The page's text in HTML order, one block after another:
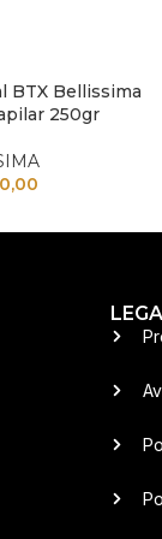
BTX Bellissima
250gr